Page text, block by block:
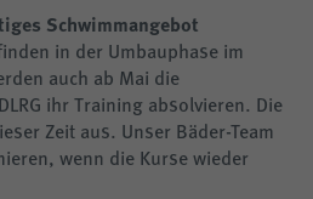
Schwimmangebot
in der Umbauphase im
auch ab Mai die
ihr Training absolvieren. Die
Zeit aus. Unser Bäder-Team
wenn die Kurse wieder